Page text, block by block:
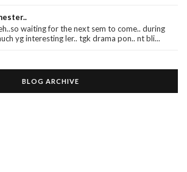
waiting for the next sem to come.. during
yg interesting ler.. tgk drama pon.. nt bli...
BLOG ARCHIVE